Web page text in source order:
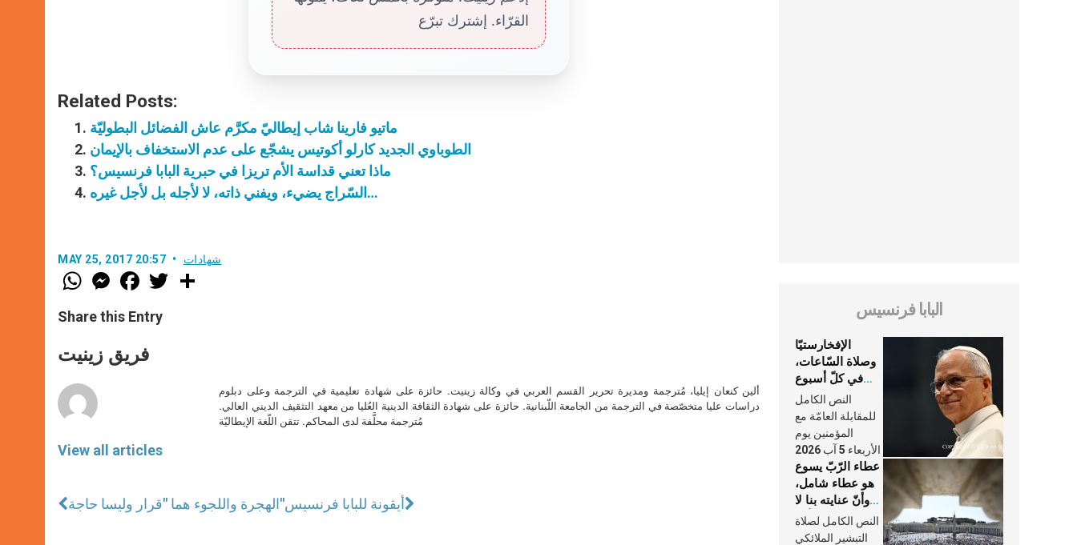
القرّاء. إشترك تبرّع
Related Posts:
ماتيو فارينا شاب إيطاليّ مكرَّم عاش الفضائل البطوليّة
الطوباوي الجديد كارلو أكوتيس يشجّع على عدم الاستخفاف بالإيمان
ماذا تعني قداسة الأم تريزا في حبرية البابا فرنسيس؟
السّراج يضيء، ويفني ذاته، لا لأجله بل لأجل غيره…
MAY 25, 2017 20:57 شهادات
W
h
t
s
p
p
M
e
s
e
g
e
F
a
e
b
o
k
w
Share this Entry
فريق زينيت
View all articles
ألين كنعان إيليا، مُترجمة ومديرة تحرير القسم العربي في وكالة زينيت. حائزة على شهادة تعليمية في الترجمة وعلى دبلوم
دراسات عليا متخصّصة في الترجمة من الجامعة اللّبنانية. حائزة على شهادة الثقافة الدينية العُليا من معهد التثقيف الديني العالي.
مُترجمة محلَّفة لدى المحاكم. تتقن اللّغة الإيطاليّة
الهجرة واللجوء هما "قرار وليسا حاجة"أيقونة للبابا فرنسيس
البابا فرنسيس
الإفخارستيّا
وصلاة السّاعات،
في كلّ أسبوع
وكلّ يوم، هما
النَّفَس في حياة
الكنيسة
النص الكامل
للمقابلة العامّة مع
المؤمنين يوم
الأربعاء 5 آب 2026
عطاء الرّبّ يسوع
هو عطاء شامل،
وأنّ عنايته بنا لا
تغيب عنّا أبدًا
النص الكامل لصلاة
التبشير الملائكي